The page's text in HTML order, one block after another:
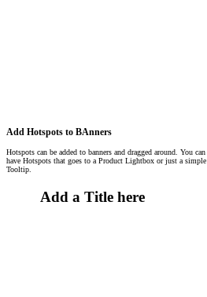
Add Hotspots to BAnners
Hotspots can be added to banners and dragged around. You can
have Hotspots that goes to a Product Lightbox or just a simple
Tooltip.
Add a Title here